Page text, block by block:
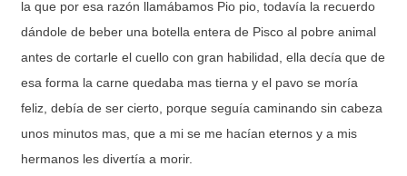
la que por esa razón llamábamos Pio pio, todavía la recuerdo
dándole de beber una botella entera de Pisco al pobre animal
antes de cortarle el cuello con gran habilidad, ella decía que de
esa forma la carne quedaba mas tierna y el pavo se moría
feliz, debía de ser cierto, porque seguía caminando sin cabeza
unos minutos mas, que a mi se me hacían eternos y a mis
hermanos les divertía a morir.